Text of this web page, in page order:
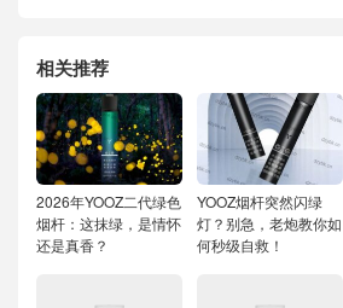
相关推荐
2026年YOOZ二代绿色
烟杆：这抹绿，是情怀
还是真香？
YOOZ烟杆突然闪绿
灯？别急，老炮教你如
何秒级自救！